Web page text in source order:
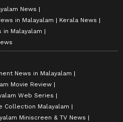
News
in Malayalam
Kerala News
in Malayalam
News in Malayalam
Movie Review
Web Series
Collection Malayalam
Miniscreen & TV News